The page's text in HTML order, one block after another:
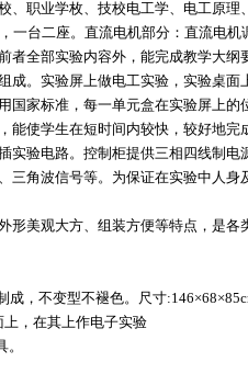
、职业学枚、技校电工学、电工原
一台二座。直流电机部分：直流电
者全部实验内容外，能完成教学大纲
。实验屏上做电工实验，实验桌面
国家标准，每一单元盒在实验屏上的
能使学生在短时间内较快，较好地完
实验电路。控制柜提供三相四线制
三角波信号等。为保证在实验中人
美观大方、组装方便等特点，是各
成，不变型不褪色。尺寸
，在其上作电子实验